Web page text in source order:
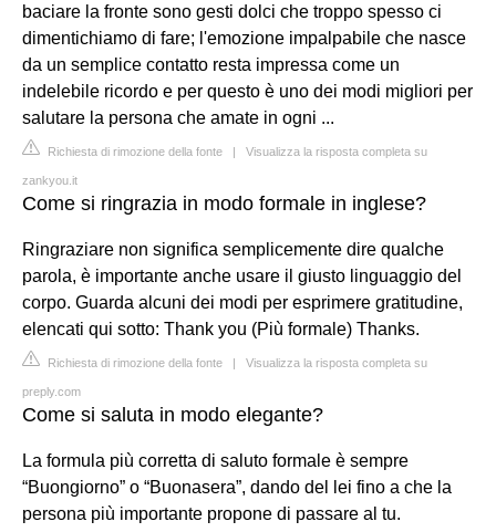
baciare la fronte sono gesti dolci che troppo spesso ci
dimentichiamo di fare; l'emozione impalpabile che nasce
da un semplice contatto resta impressa come un
indelebile ricordo e per questo è uno dei modi migliori per
salutare la persona che amate in ogni ...
Richiesta di rimozione della fonte | Visualizza la risposta completa su
zankyou.it
Come si ringrazia in modo formale in inglese?
Ringraziare non significa semplicemente dire qualche
parola, è importante anche usare il giusto linguaggio del
corpo. Guarda alcuni dei modi per esprimere gratitudine,
elencati qui sotto: Thank you (Più formale) Thanks.
Richiesta di rimozione della fonte | Visualizza la risposta completa su
preply.com
Come si saluta in modo elegante?
La formula più corretta di saluto formale è sempre
“Buongiorno” o “Buonasera”, dando del lei fino a che la
persona più importante propone di passare al tu.